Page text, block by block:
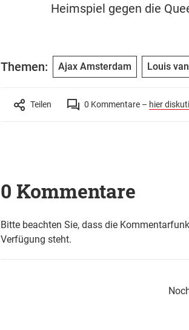
Heimspiel gegen die
Themen: Ajax Amsterdam Louis
Teilen 0 Kommentare – hier
0 Kommentare
Bitte beachten Sie, dass die
Verfügung steht.